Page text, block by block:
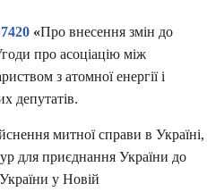
«Про внесення змін до
про асоціацію між
з атомної енергії і
депутатів.
митної справи в Україні,
для приєднання України до
у Новій